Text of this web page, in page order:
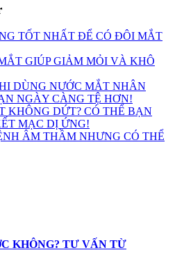
TỐT NHẤT ĐỂ CÓ ĐÔI MẮT
GIÚP GIẢM MỎI VÀ KHÔ
DÙNG NƯỚC MẮT NHÂN
NGÀY CÀNG TỆ HƠN!
KHÔNG DỨT? CÓ THỂ BẠN
MẠC DỊ ỨNG!
ÂM THẦM NHƯNG CÓ THỂ
KHÔNG? TƯ VẤN TỪ